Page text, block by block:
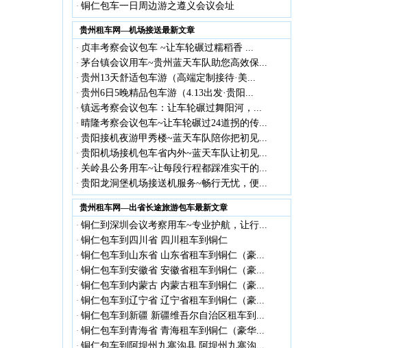
· 铜仁包车一日周边游之遵义会议会址
贵州租车网—机场接送最新文章
· 贞丰考察会议包车 ~让车轮碾过糯稻香 ...
· 茅台镇会议用车~贵州蓝天车队助您高效保...
· 贵州13天舒适包车游（高端定制接待·美...
· 贵州6日5晚精品包车游（4.13出发·贵阳...
· 镇远考察会议包车：让车轮碾过舞阳河，...
· 晴隆考察会议包车~让车轮碾过24道拐的传...
· 贵阳接机夜游甲秀楼~蓝天车队陪你把初见...
· 贵阳机场接机包车省内外~蓝天车队让初见...
· 关岭县公务用车~让每段行程都踩准实干的...
· 贵阳龙洞堡机场接送机服务~畅行无忧，便...
贵州租车网—出省长途旅游包车最新文章
· 铜仁到深圳会议考察用车~专业护航，让行...
· 铜仁包车到四川省 四川租车到铜仁
· 铜仁包车到山东省 山东省租车到铜仁（豪...
· 铜仁包车到安徽省 安徽省租车到铜仁（豪...
· 铜仁包车到内蒙古 内蒙古租车到铜仁（豪...
· 铜仁包车到辽宁省 辽宁省租车到铜仁（豪...
· 铜仁包车到新疆 新疆维吾尔自治区租车到...
· 铜仁包车到青海省 青海租车到铜仁（豪华...
· 铜仁包车到阿坝州九寨沟县 阿坝州九寨沟...